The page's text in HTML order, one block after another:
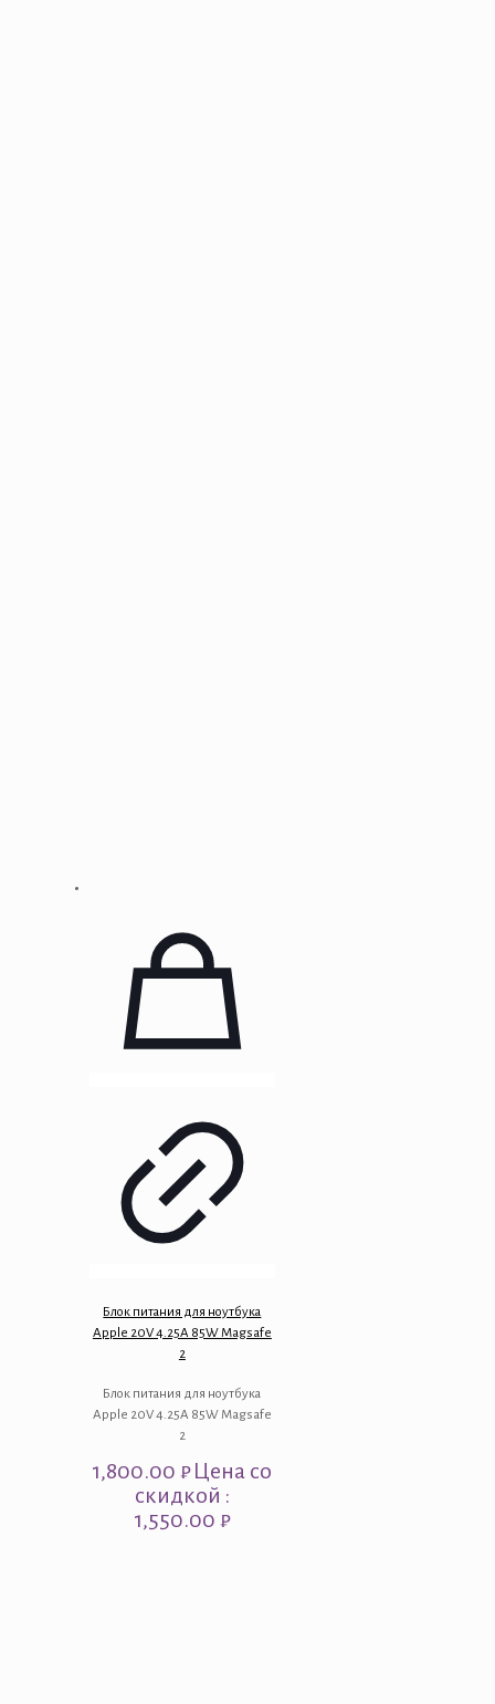
Блок питания для ноутбука
Apple 20V 4.25A 85W Magsafe
2
Блок питания для ноутбука
Apple 20V 4.25A 85W Magsafe
2
1,800.00₽Цена со
скидкой :
1,550.00 ₽